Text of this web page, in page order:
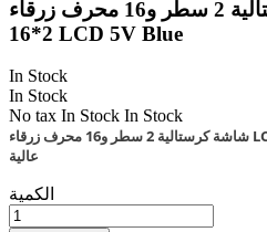
شاشة كرستالية 2 سطر و16 محرف زرقاء LCD 1602
16*2 LCD 5V Blue
In Stock
In Stock
No tax In Stock In Stock
شاشة كرستالية 2 سطر و16 محرف زرقاء LCD 1602 16*2 LCD 5V Blue جودة
عالية
الكمية